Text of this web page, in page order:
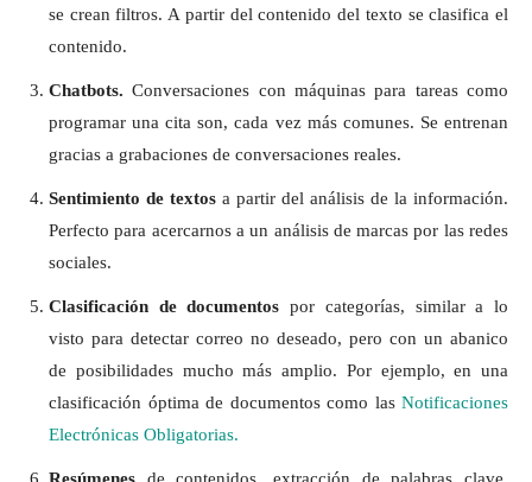
se crean filtros. A partir del contenido del texto se clasifica el
contenido.
Chatbots. Conversaciones con máquinas para tareas como
programar una cita son, cada vez más comunes. Se entrenan
gracias a grabaciones de conversaciones reales.
Sentimiento de textos a partir del análisis de la información.
Perfecto para acercarnos a un análisis de marcas por las redes
sociales.
Clasificación de documentos por categorías, similar a lo
visto para detectar correo no deseado, pero con un abanico
de posibilidades mucho más amplio. Por ejemplo, en una
clasificación óptima de documentos como las Notificaciones
Electrónicas Obligatorias.